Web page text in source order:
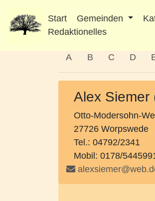
Start Gemeinden
Redaktionelles
A B C D
Alex Siemer
Otto-Modersohn-
27726 Worpswede
Tel.: 04792/2341
Mobil: 0178/